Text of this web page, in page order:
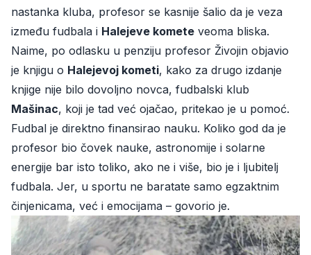
nastanka kluba, profesor se kasnije šalio da je veza
između fudbala i Halejeve komete veoma bliska.
Naime, po odlasku u penziju profesor Živojin objavio
je knjigu o Halejevoj kometi, kako za drugo izdanje
knjige nije bilo dovoljno novca, fudbalski klub
Mašinac, koji je tad već ojačao, pritekao je u pomoć.
Fudbal je direktno finansirao nauku. Koliko god da je
profesor bio čovek nauke, astronomije i solarne
energije bar isto toliko, ako ne i više, bio je i ljubitelj
fudbala. Jer, u sportu ne baratate samo egzaktnim
činjenicama, već i emocijama – govorio je.